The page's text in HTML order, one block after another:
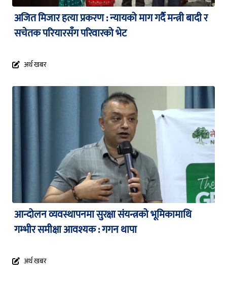
अजित मिजार हत्या प्रकरण : न्यायको माग गर्दै मन्त्री बादी र
सचेतक परियारसँग परिवारको भेट
अर्थ खबर
आन्दोलन व्यवस्थापनमा सुरक्षा संयन्त्रको भूमिकामाथि
गम्भीर समीक्षा आवश्यक : गगन थापा
अर्थ खबर